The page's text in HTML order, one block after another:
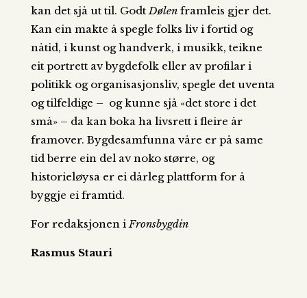
kan det sjå ut til. GodtDølenframleis gjer det.
Kan ein makte å spegle folks liv i fortid og
nåtid, i kunst og handverk, i musikk, teikne
eit portrett av bygdefolk eller av profilar i
politikk og organisasjonsliv, spegle det uventa
og tilfeldige – og kunne sjå «det store i det
små» – da kan boka ha livsrett i fleire år
framover. Bygdesamfunna våre er på same
tid berre ein del av noko større, og
historieløysa er ei dårleg plattform for å
byggje ei framtid.
For redaksjonen iFronsbygdin
Rasmus Stauri